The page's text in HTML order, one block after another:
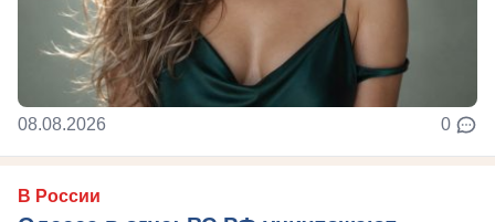
08.08.2026 0
В России